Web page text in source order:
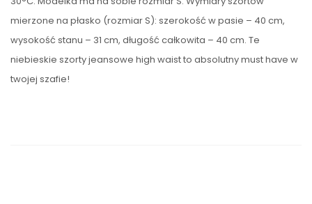
mierzone na płasko (rozmiar S): szerokość w pasie – 40 cm,
wysokość stanu – 31 cm, długość całkowita – 40 cm. Te
niebieskie szorty jeansowe high waist to absolutny must have w
twojej szafie!